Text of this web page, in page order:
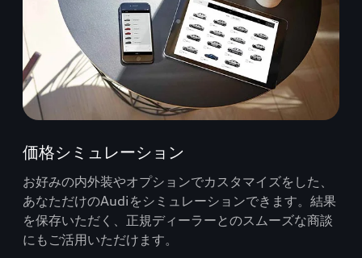
価格シミュレーション
お好みの内外装やオプションでカスタマイズをした、
あなただけのAudiをシミュレーションできます。結果
を保存いただく、正規ディーラーとのスムーズな商談
にもご活用いただけます。